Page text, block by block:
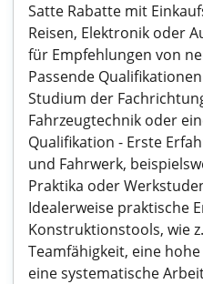
Satte Rabatte mit
Reisen, Elektronik oder
für Empfehlungen von
Passende
Studium der
Fahrzeugtechnik oder
Qualifikation - Erste
und Fahrwerk,
Praktika oder
Idealerweise praktische
Konstruktionstools, wie
Teamfähigkeit, eine
eine systematische